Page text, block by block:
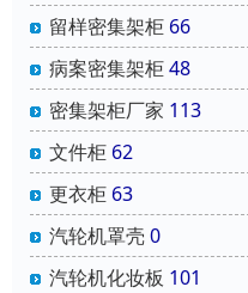
留样密集架柜 66
病案密集架柜48
密集架柜厂家 113
文件柜 62
更衣柜 63
汽轮机罩壳0
汽轮机化妆板 101